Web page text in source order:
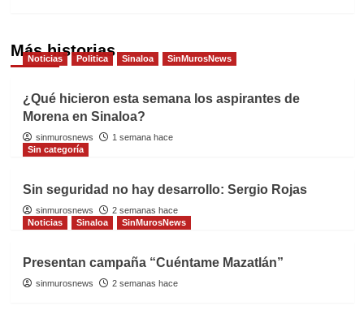
Más historias
Noticias Politica Sinaloa SinMurosNews
¿Qué hicieron esta semana los aspirantes de
Morena en Sinaloa?
sinmurosnews
1 semana hace
Sin categoría
Sin seguridad no hay desarrollo: Sergio Rojas
sinmurosnews
2 semanas hace
Noticias
Sinaloa SinMurosNews
Presentan campaña “Cuéntame Mazatlán”
sinmurosnews 2 semanas hace